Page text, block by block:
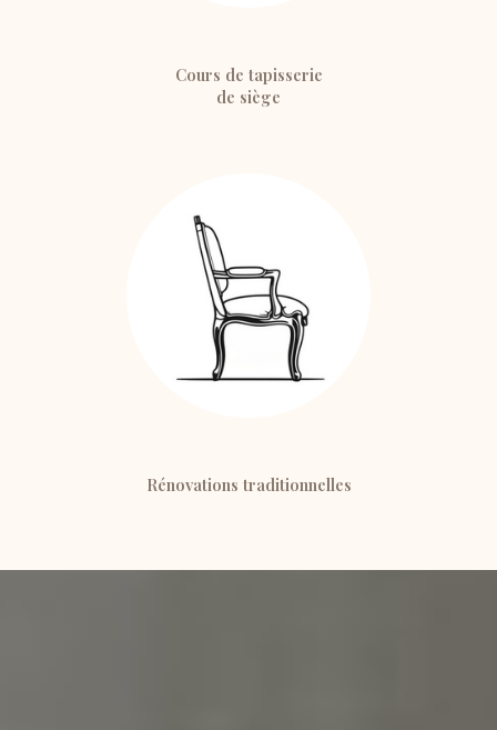
Cours de tapisserie
de siège
Rénovations traditionnelles